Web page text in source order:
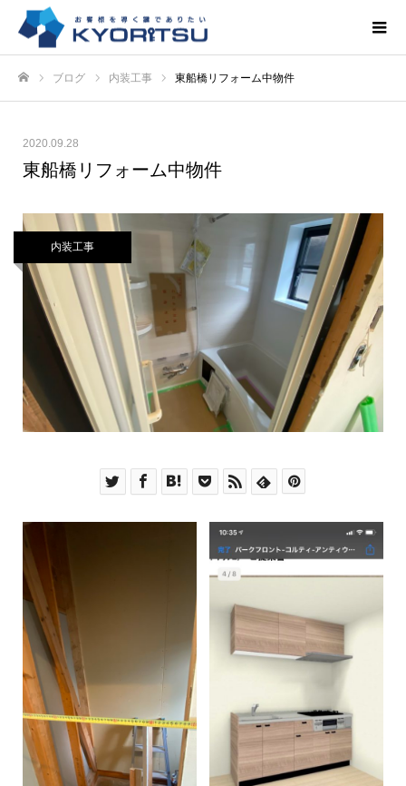
ブログ 内装工事 東船橋リフォーム中物件
2020.09.28
東船橋リフォーム中物件
内装工事